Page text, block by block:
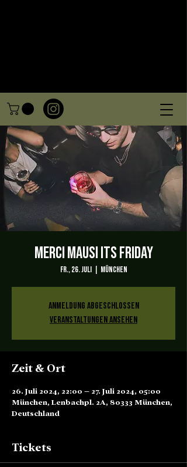
Merci Mausi ITs friday
Fr., 26. Juli
  |
München
Anmeldung abgeschlossen
Veranstaltungen ansehen
Zeit & Ort
26. Juli 2024, 22:00 – 27. Juli 2024, 05:00
München, Lenbachpl. 2A, 80333 München,
Deutschland
Tickets